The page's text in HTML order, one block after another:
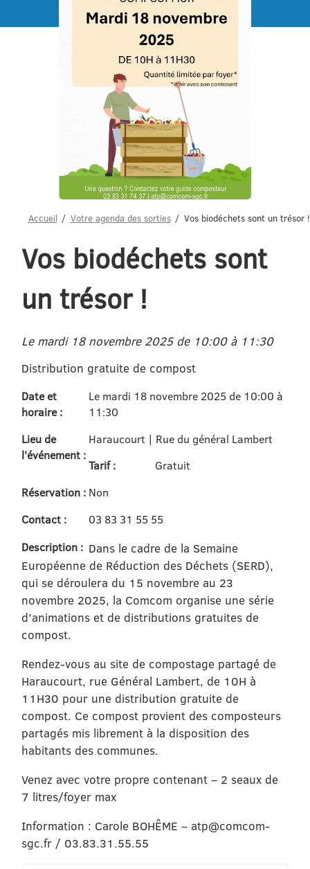
Accueil Votre agenda des sorties Vos biodéchets sont un trésor !
Vos biodéchets sont
un trésor !
Le mardi 18 novembre 2025 de 10:00 à 11:30
Distribution gratuite de compost
Date et
horaire :
Le mardi 18 novembre 2025 de 10:00 à
11:30
Lieu de
l'événement :
Haraucourt | Rue du général Lambert
Tarif :
Gratuit
Réservation : Non
Contact :
03 83 31 55 55
Description : Dans le cadre de la Semaine
Européenne de Réduction des Déchets (SERD),
qui se déroulera du 15 novembre au 23
novembre 2025, la Comcom organise une série
d’animations et de distributions gratuites de
compost.
Rendez-vous au site de compostage partagé de
Haraucourt, rue Général Lambert, de 10H à
11H30 pour une distribution gratuite de
compost. Ce compost provient des composteurs
partagés mis librement à la disposition des
habitants des communes.
Venez avec votre propre contenant – 2 seaux de
7 litres/foyer max
Information : Carole BOHÊME – atp@comcom-
sgc.fr / 03.83.31.55.55